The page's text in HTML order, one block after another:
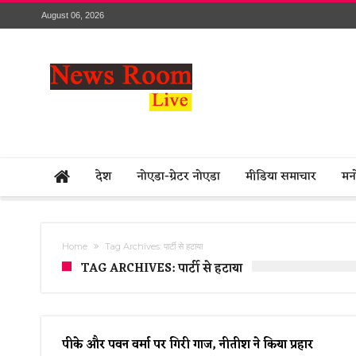
August 06, 2026
देश नोएडा-ग्रेटर नोएडा मीडिया समाचार
Home Tag Archives: पार्टी से हटाया
TAG ARCHIVES: पार्टी से हटाया
पीके और पवन वर्मा पर गिरी गाज, नीतीश ने किया प्रहार